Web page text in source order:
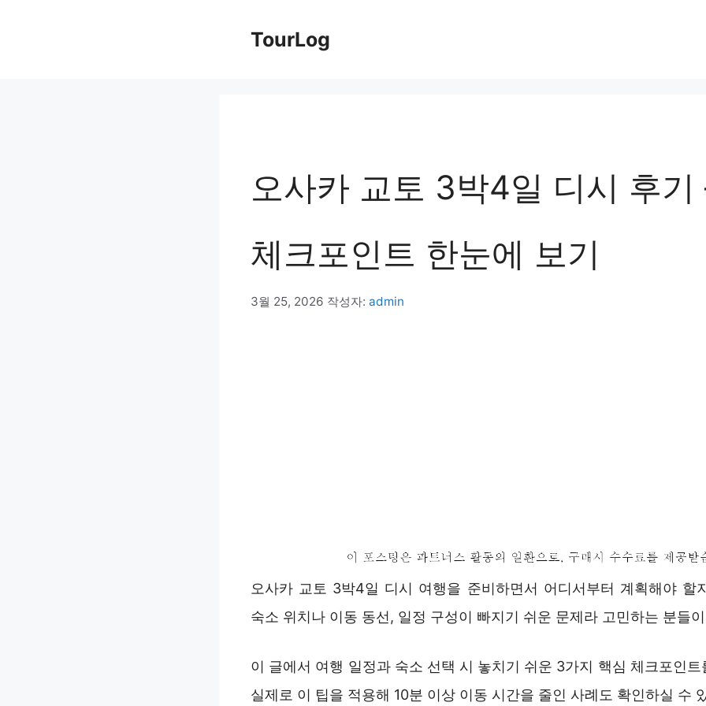
TourLog
오사카 교토 3박4일 디시 후기
체크포인트 한눈에 보기
3월 25, 2026 작성자: admin
오사카 교토 3박4일 디시 여행을 준비하면서 어디서부터 계획해야 할
숙소 위치나 이동 동선, 일정 구성이 빠지기 쉬운 문제라 고민하는 분들
이 글에서 여행 일정과 숙소 선택 시 놓치기 쉬운 3가지 핵심 체크포인
실제로 이 팁을 적용해 10분 이상 이동 시간을 줄인 사례도 확인하실 수